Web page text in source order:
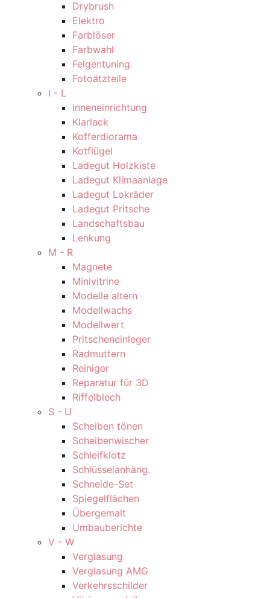
Drybrush
Elektro
Farblöser
Farbwahl
Felgentuning
Fotoätzteile
I - L
Inneneinrichtung
Klarlack
Kofferdiorama
Kotflügel
Ladegut Holzkiste
Ladegut Klimaanlage
Ladegut Lokräder
Ladegut Pritsche
Landschaftsbau
Lenkung
M - R
Magnete
Minivitrine
Modelle altern
Modellwachs
Modellwert
Pritscheneinleger
Radmuttern
Reiniger
Reparatur für 3D
Riffelblech
S - U
Scheiben tönen
Scheibenwischer
Schleifklotz
Schlüsselanhäng.
Schneide-Set
Spiegelflächen
Übergemalt
Umbauberichte
V - W
Verglasung
Verglasung AMG
Verkehrsschilder